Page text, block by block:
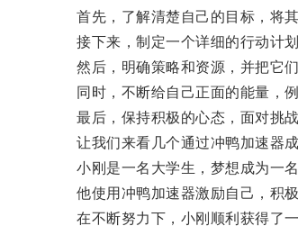
首先，了解清楚自己的目标，将其
接下来，制定一个详细的行动计划
然后，明确策略和资源，并把它们
同时，不断给自己正面的能量，例
最后，保持积极的心态，面对挑战
让我们来看几个通过冲鸭加速器成
小刚是一名大学生，梦想成为一名
他使用冲鸭加速器激励自己，积极
在不断努力下，小刚顺利获得了一